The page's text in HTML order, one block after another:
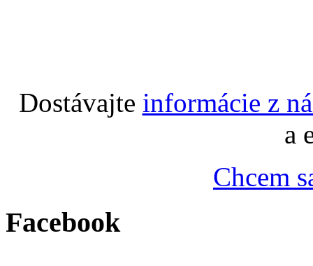
Dostávajte informácie z
a
Chcem
Facebook